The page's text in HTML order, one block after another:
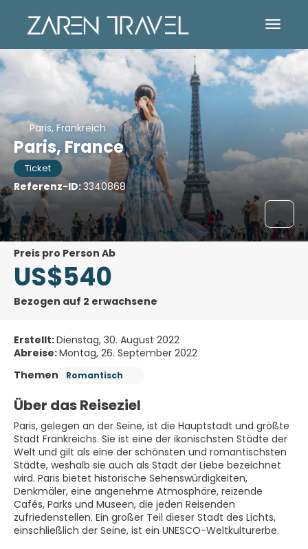
Paris, Frankreich
Paris, France
Ticket
Referenz-ID:3340868
Preis pro Person Ab
US$540
Bezogen auf 2 erwachsene
Erstellt:Dienstag, 30. August 2022
Abreise:Montag, 26. September 2022
Themen
Romantisch
Über das Reiseziel
Paris, gelegen an der Seine, ist die Hauptstadt und größte
Stadt Frankreichs. Sie ist eine der ikonischsten Städte der
Welt und gilt als eine der schönsten und romantischsten
Städte, weshalb sie auch als Stadt der Liebe bezeichnet
wird. Paris bietet historische Sehenswürdigkeiten,
Denkmäler, eine angenehme Atmosphäre, reizende
Cafés, Parks und Museen, die jeden Reisenden
zufriedenstellen. Ein großer Teil dieser Stadt des Lichts,
einschließlich der Seine, ist ein UNESCO-Weltkulturerbe.